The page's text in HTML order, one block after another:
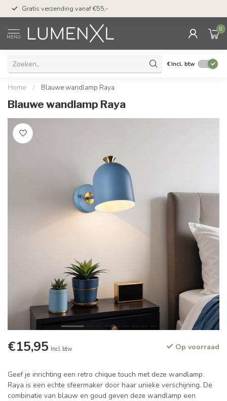
Gratis verzending vanaf €55,-
MENU
0
€Incl. btw
Home / Blauwe wandlamp Raya
Blauwe wandlamp Raya
€15,95 Incl. btw Op voorraad
Geef je inrichting een retro chique touch met deze wandlamp.
Raya is een echte sfeermaker door haar unieke verschijning. De
combinatie van blauw en goud geven deze wandlamp een